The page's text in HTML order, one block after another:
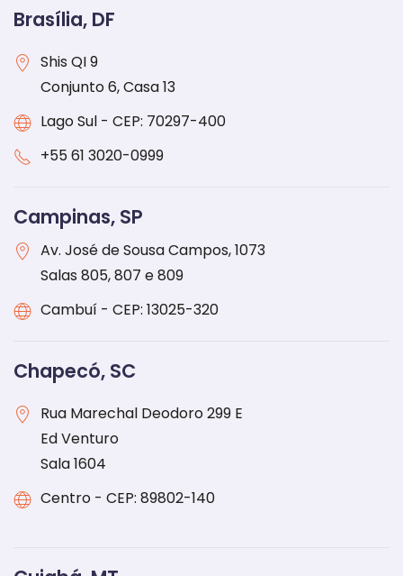
Brasília, DF
Shis QI 9
Conjunto 6, Casa 13
Lago Sul - CEP: 70297-400
+5561 3020-0999
Campinas, SP
Av. José de Sousa Campos, 1073
Salas 805, 807 e 809
Cambuí - CEP: 13025-320
Chapecó, SC
Rua Marechal Deodoro 299 E
Ed Venturo
Sala 1604
Centro - CEP: 89802-140